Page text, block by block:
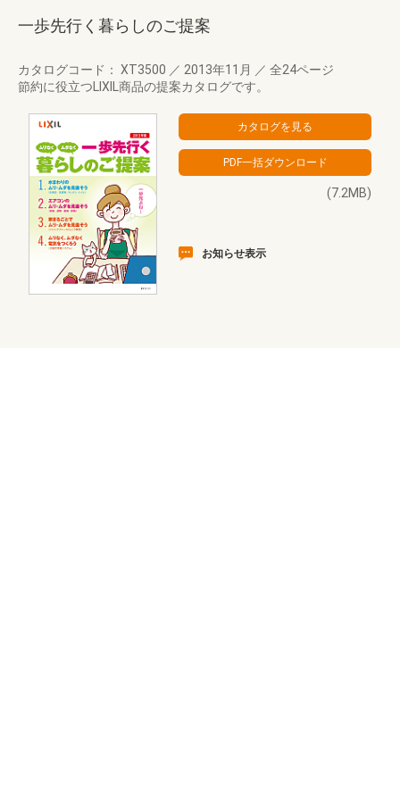
一歩先行く暮らしのご提案
カタログコード： XT3500 ／ 2013年11月 ／ 全24ページ
節約に役立つLIXIL商品の提案カタログです。
(7.2MB)
お知らせ表示